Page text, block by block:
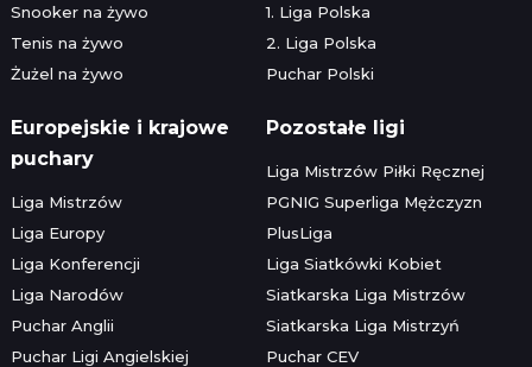
Snooker na żywo
Tenis na żywo
Żużel na żywo
1. Liga Polska
2. Liga Polska
Puchar Polski
Europejskie i krajowe
puchary
Liga Mistrzów
Liga Europy
Liga Konferencji
Liga Narodów
Puchar Anglii
Puchar Ligi Angielskiej
Pozostałe ligi
Liga Mistrzów Piłki Ręcznej
PGNIG Superliga Mężczyzn
PlusLiga
Liga Siatkówki Kobiet
Siatkarska Liga Mistrzów
Siatkarska Liga Mistrzyń
Puchar CEV